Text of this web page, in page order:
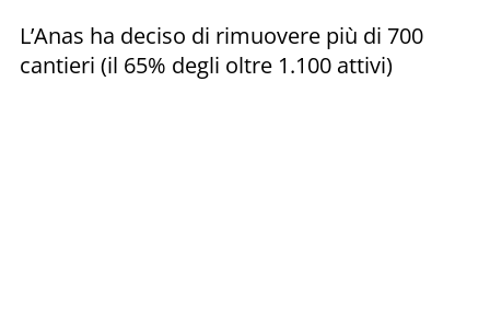
L’Anas ha deciso di rimuovere più di 700
cantieri (il 65% degli oltre 1.100 attivi)